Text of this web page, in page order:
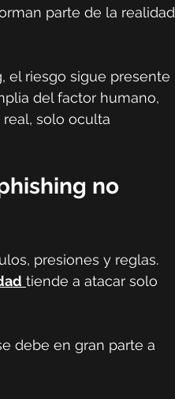
parte de la realidad
el riesgo sigue presente
del factor humano,
solo oculta
no
presiones y reglas.
tiende a atacar solo
debe en gran parte a